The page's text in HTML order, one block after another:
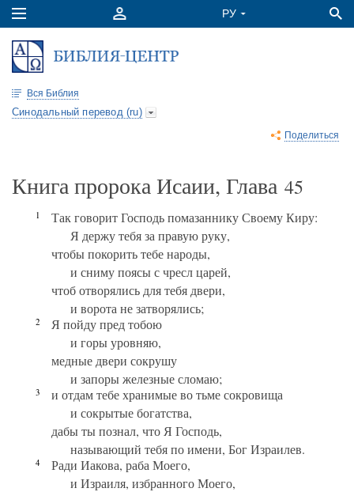
Вся Библия
Синодальный перевод (ru)
Поделиться
Книга пророка Исаии, Глава 45
1
Так говорит Господь помазаннику Своему Киру:
Я держу тебя за правую руку,
чтобы покорить тебе народы,
и сниму поясы с чресл царей,
чтоб отворялись для тебя двери,
и ворота не затворялись;
2
Я пойду пред тобою
и горы уровняю,
медные двери сокрушу
и запоры железные сломаю;
3
и отдам тебе хранимые во тьме сокровища
и сокрытые богатства,
дабы ты познал, что Я Господь,
называющий тебя по имени, Бог Израилев.
4
Ради Иакова, раба Моего,
и Израиля, избранного Моего,